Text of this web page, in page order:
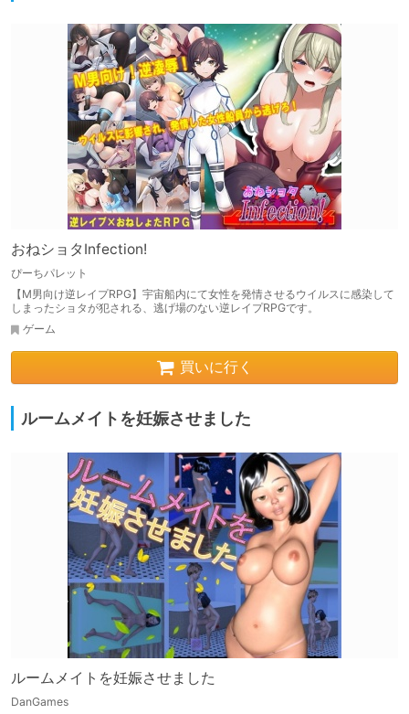
おねショタInfection!
ぴーちパレット
【M男向け逆レイプRPG】宇宙船内にて女性を発情させるウイルスに感染して
しまったショタが犯される、逃げ場のない逆レイプRPGです。
ゲーム
買いに行く
ルームメイトを妊娠させました
ルームメイトを妊娠させました
DanGames